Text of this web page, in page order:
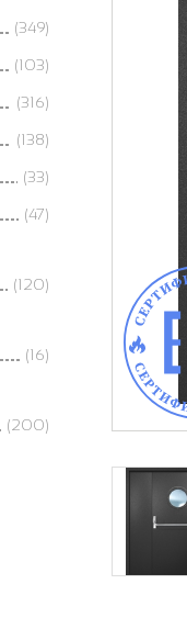
(349)
(103)
(316)
(138)
(33)
(47)
(120)
(16)
(200)